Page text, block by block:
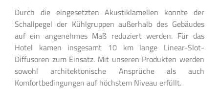
Durch die eingesetzten Akustiklamellen konnte der
Schallpegel der Kühlgruppen außerhalb des Gebäudes
auf ein angenehmes Maß reduziert werden. Für das
Hotel kamen insgesamt 10 km lange Linear-Slot-
Diffusoren zum Einsatz. Mit unseren Produkten werden
sowohl architektonische Ansprüche als auch
Komfortbedingungen auf höchstem Niveau erfüllt.